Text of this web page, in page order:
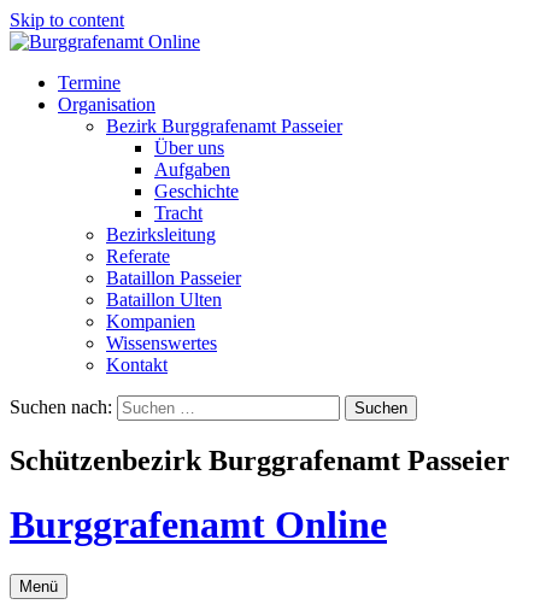
Skip to content
Termine
Organisation
Bezirk Burggrafenamt Passeier
Über uns
Aufgaben
Geschichte
Tracht
Bezirksleitung
Referate
Bataillon Passeier
Bataillon Ulten
Kompanien
Wissenswertes
Kontakt
Suchen nach:
Schützenbezirk Burggrafenamt Passeier
Burggrafenamt Online
Menü